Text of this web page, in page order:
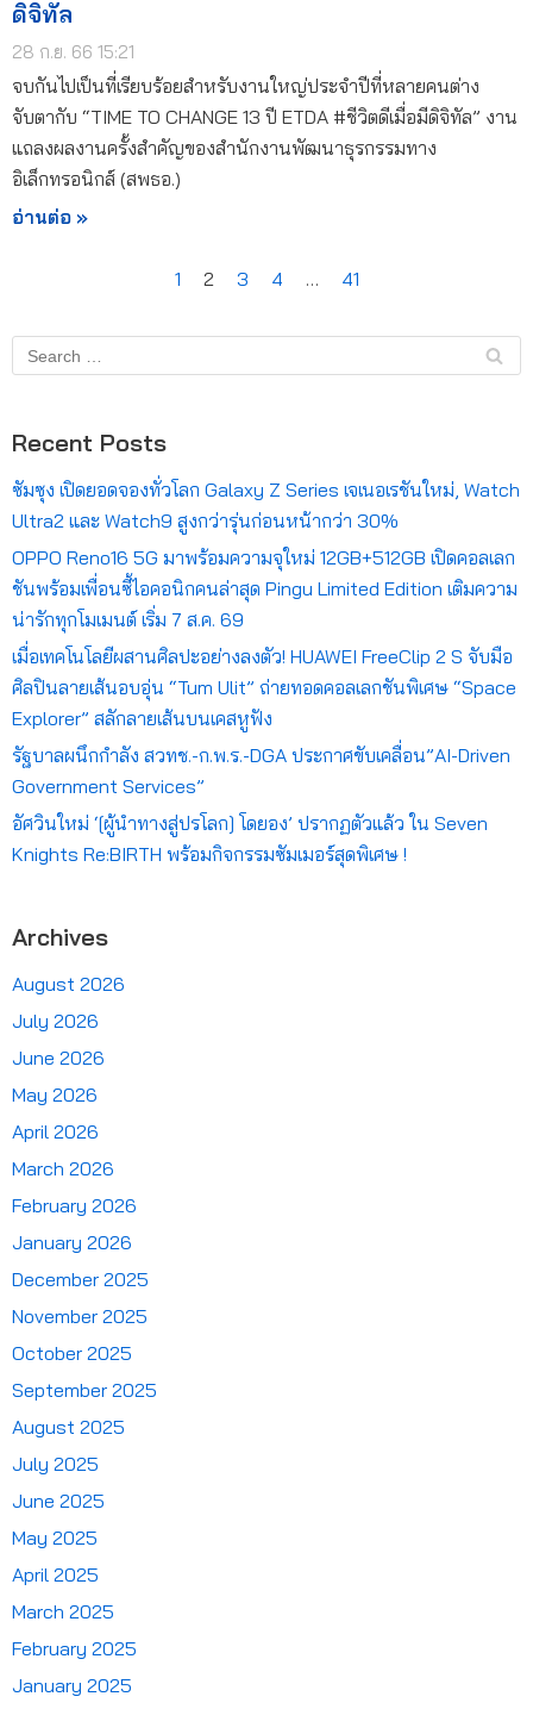
ดิจิทัล
28 ก.ย. 66 15:21
จบกันไปเป็นที่เรียบร้อยสำหรับงานใหญ่ประจำปีที่หลายคนต่าง
จับตากับ “TIME TO CHANGE 13 ปี ETDA #ชีวิตดีเมื่อมีดิจิทัล” งาน
แถลงผลงานครั้งสำคัญของสำนักงานพัฒนาธุรกรรมทาง
อิเล็กทรอนิกส์ (สพธอ.)
อ่านต่อ »
1 2 3 4 … 41
Recent Posts
ซัมซุง เปิดยอดจองทั่วโลก Galaxy Z Series เจเนอเรชันใหม่, Watch
Ultra2 และ Watch9 สูงกว่ารุ่นก่อนหน้ากว่า 30%
OPPO Reno16 5G มาพร้อมความจุใหม่ 12GB+512GB เปิดคอลเลก
ชันพร้อมเพื่อนซี้ไอคอนิกคนล่าสุด Pingu Limited Edition เติมความ
น่ารักทุกโมเมนต์ เริ่ม 7 ส.ค. 69
เมื่อเทคโนโลยีผสานศิลปะอย่างลงตัว! HUAWEI FreeClip 2 S จับมือ
ศิลปินลายเส้นอบอุ่น “Tum Ulit” ถ่ายทอดคอลเลกชันพิเศษ “Space
Explorer” สลักลายเส้นบนเคสหูฟัง
รัฐบาลผนึกกำลัง สวทช.-ก.พ.ร.-DGA ประกาศขับเคลื่อน”AI-Driven
Government Services”
อัศวินใหม่ ‘[ผู้นำทางสู่ปรโลก] โดยอง’ ปรากฏตัวแล้ว ใน Seven
Knights Re:BIRTH พร้อมกิจกรรมซัมเมอร์สุดพิเศษ !
Archives
August 2026
July 2026
June 2026
May 2026
April 2026
March 2026
February 2026
January 2026
December 2025
November 2025
October 2025
September 2025
August 2025
July 2025
June 2025
May 2025
April 2025
March 2025
February 2025
January 2025